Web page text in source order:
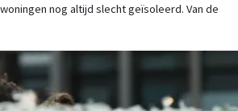
nog altijd slecht geïsoleerd. Van de